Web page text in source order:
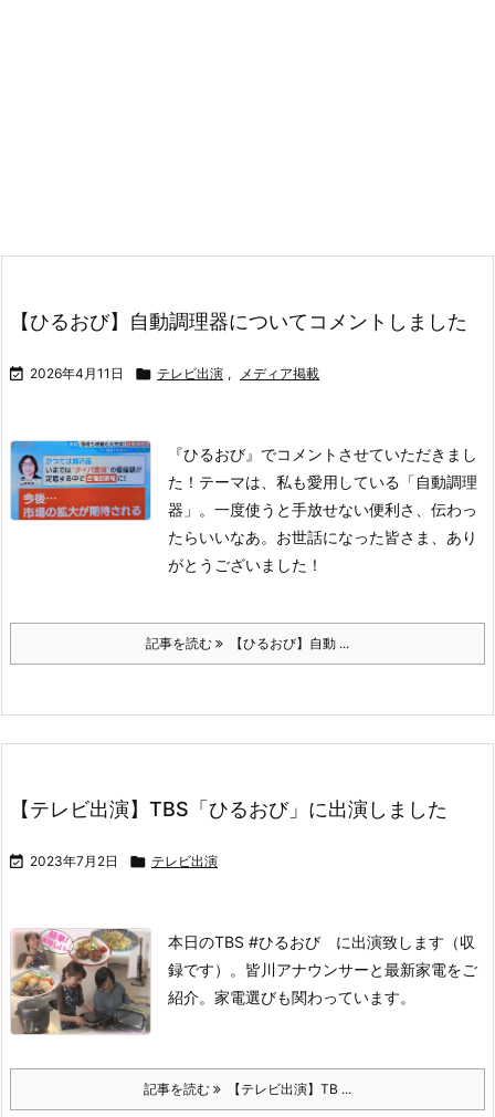
【ひるおび】自動調理器についてコメントしました
 2026年4月11日  テレビ出演 , メディア掲載
『ひるおび』でコメントさせていただきまし
た！ テーマは、私も愛用している「自動調理
器」。 一度使うと手放せない便利さ、伝わっ
たらいいなあ。 お世話になった皆さま、あり
がとうございました！
記事を読む 【ひるおび】自動 ...
【テレビ出演】TBS「ひるおび」に出演しました
 2023年7月2日  テレビ出演
本日のTBS #ひるおび に出演致します（収
録です）。 皆川アナウンサーと最新家電をご
紹介。家電選びも関わっています。
記事を読む 【テレビ出演】TB ...